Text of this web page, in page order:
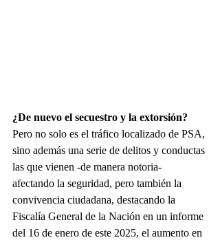
¿De nuevo el secuestro y la extorsión?
Pero no solo es el tráfico localizado de PSA,
sino además una serie de delitos y conductas
las que vienen -de manera notoria-
afectando la seguridad, pero también la
convivencia ciudadana, destacando la
Fiscalía General de la Nación en un informe
del 16 de enero de este 2025, el aumento en